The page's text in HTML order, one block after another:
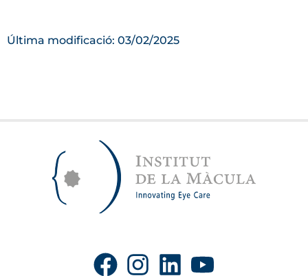
Última modificació: 03/02/2025